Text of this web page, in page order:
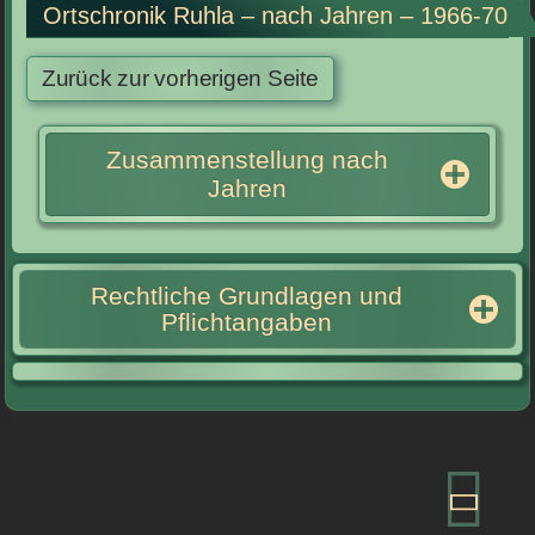
Ortschronik Ruhla – nach Jahren – 1966-70
Zusammenstellung nach
Jahren
Rechtliche Grundlagen und
Pflichtangaben